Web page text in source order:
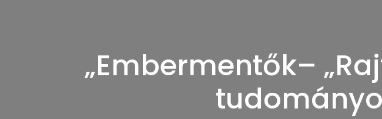
„Embermentők–